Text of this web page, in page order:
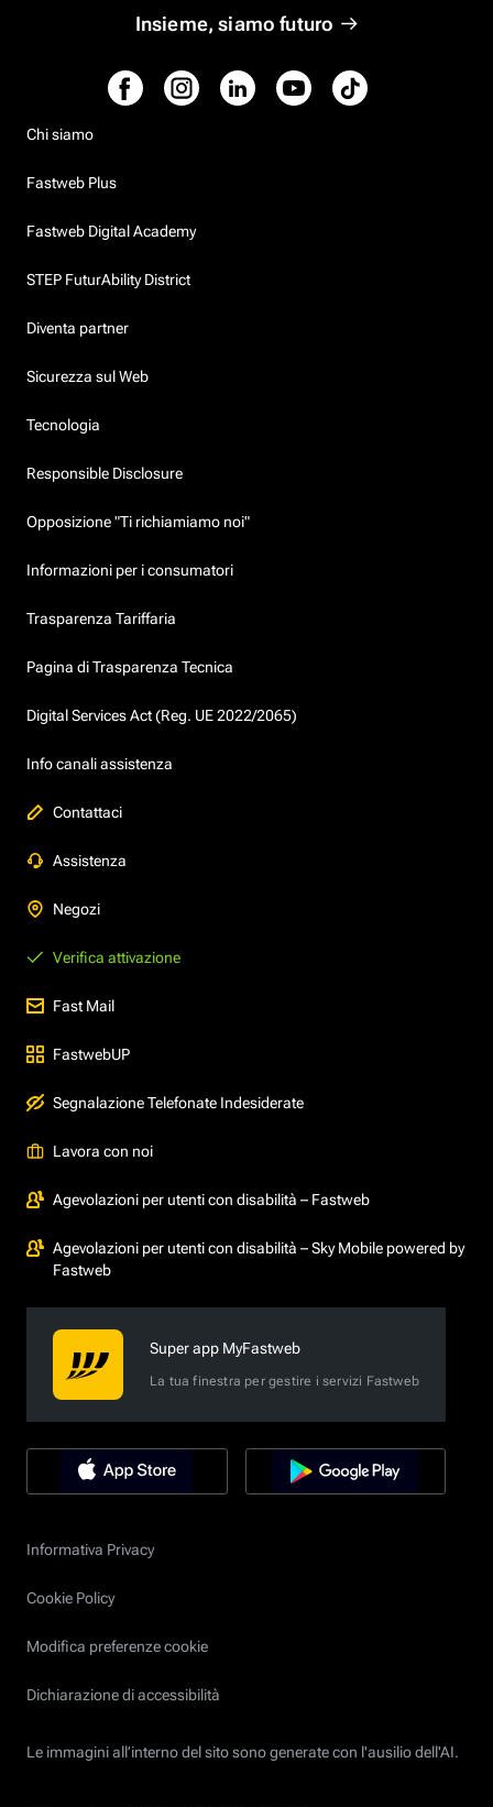
Insieme, siamo futuro
Chi siamo
Fastweb Plus
Fastweb Digital Academy
STEP FuturAbility District
Diventa partner
Sicurezza sul Web
Tecnologia
Responsible Disclosure
Opposizione "Ti richiamiamo noi"
Informazioni per i consumatori
Trasparenza Tariffaria
Pagina di Trasparenza Tecnica
Digital Services Act (Reg. UE 2022/2065)
Info canali assistenza
Contattaci
Assistenza
Negozi
Verifica attivazione
Fast Mail
FastwebUP
Segnalazione Telefonate Indesiderate
Lavora con noi
Agevolazioni per utenti con disabilità – Fastweb
Agevolazioni per utenti con disabilità – Sky Mobile powered by
Fastweb
Super app MyFastweb
La tua finestra per gestire i servizi Fastweb
Informativa Privacy
Cookie Policy
Modifica preferenze cookie
Dichiarazione di accessibilità
Le immagini all’interno del sito sono generate con l'ausilio dell'AI.